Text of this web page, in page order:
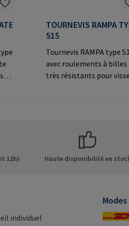
TOURNEVIS RAMPA
515
Tournevis RAMPA type
avec roulements à billes
très résistants pour
RAMPA.Informations sur
fabricant: RAMPA GmbH &
Co. KG Auf der Heide 8
12h) Haute disponibilité en
individuel